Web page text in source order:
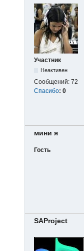
Участник
Неактивен
Сообщений: 72
Спасибо: 0
мини я
Гость
SAProject